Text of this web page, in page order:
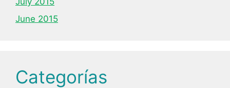
June 2015
Categorías